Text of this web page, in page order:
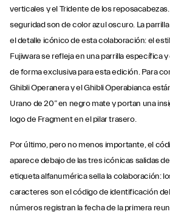
verticales y el Tridente de los
seguridad son de color azul oscuro. La
el detalle icónico de esta colaboración: el
Fujiwara se refleja en una parrilla específica
de forma exclusiva para esta edición. Para
Ghibli Operanera y el Ghibli Operabianca
Urano de 20” en negro mate y portan una
logo de Fragment en el pilar trasero.
Por último, pero no menos importante, el
aparece debajo de las tres icónicas salidas
etiqueta alfanumérica sella la colaboración:
caracteres son el código de identificación
números registran la fecha de la primera